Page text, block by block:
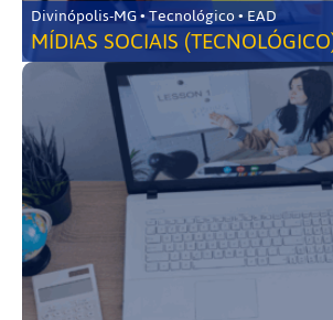
Divinópolis-MG • Tecnológico • EAD
MÍDIAS SOCIAIS